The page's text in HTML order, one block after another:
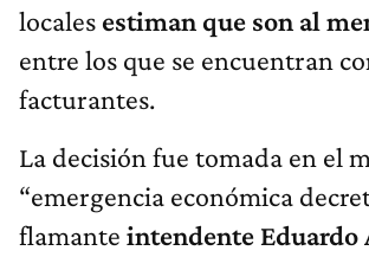
locales estiman que son al
entre los que se encuentran
facturantes.
La decisión fue tomada en el
“emergencia económica
flamante intendente Eduardo